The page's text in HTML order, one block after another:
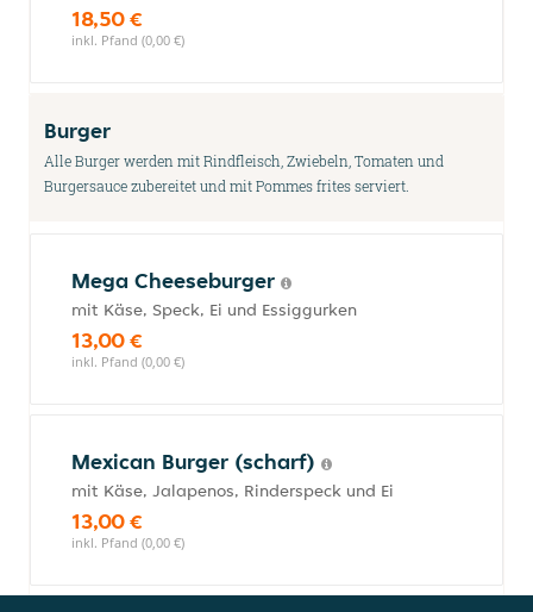
18,50 €
inkl. Pfand (0,00 €)
Burger
Alle Burger werden mit Rindfleisch, Zwiebeln, Tomaten und
Burgersauce zubereitet und mit Pommes frites serviert.
Mega Cheeseburger
mit Käse, Speck, Ei und Essiggurken
13,00 €
inkl. Pfand (0,00 €)
Mexican Burger (scharf)
mit Käse, Jalapenos, Rinderspeck und Ei
13,00 €
inkl. Pfand (0,00 €)